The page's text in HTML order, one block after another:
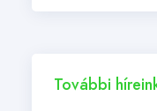
További